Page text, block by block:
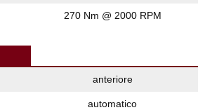
270 Nm @ 2000 RPM
anteriore
automatico